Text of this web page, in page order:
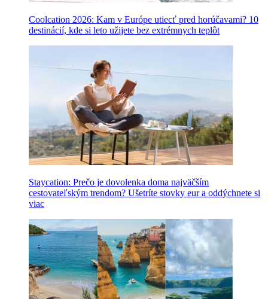
Coolcation 2026: Kam v Európe utiecť pred horúčavami? 10
destinácií, kde si leto užijete bez extrémnych teplôt
Staycation: Prečo je dovolenka doma najväčším
cestovateľským trendom? Ušetríte stovky eur a oddýchnete si
viac